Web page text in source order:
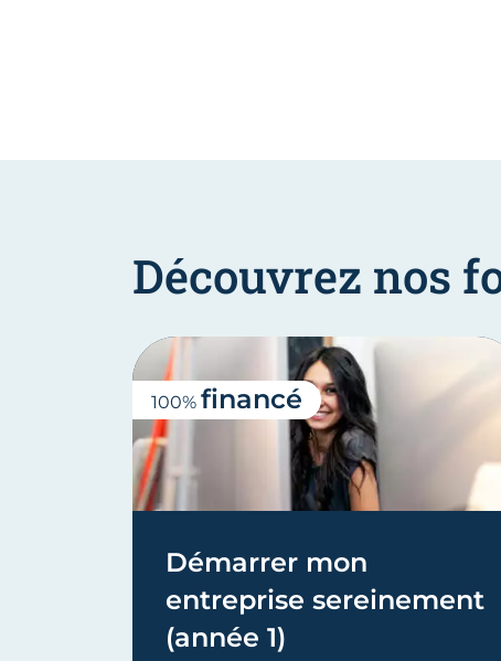
Découvrez nos
Démarrer mon
entreprise sereinement
(année 1)
100% financé